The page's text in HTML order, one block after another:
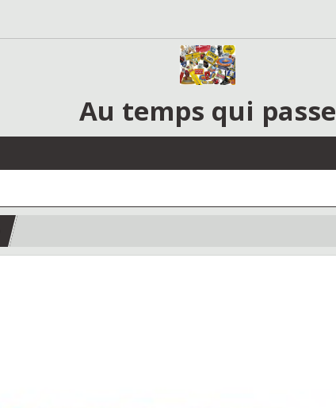
Au temps qui passe